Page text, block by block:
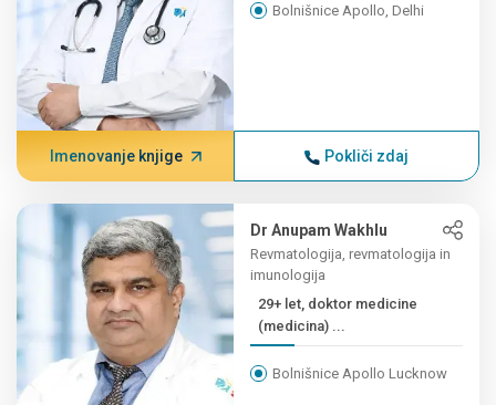
Bolnišnice Apollo, Delhi
Imenovanje knjige Pokliči zdaj
Dr Anupam Wakhlu
Revmatologija, revmatologija in
imunologija
29+ let, doktor medicine
(medicina) ...
Bolnišnice Apollo Lucknow